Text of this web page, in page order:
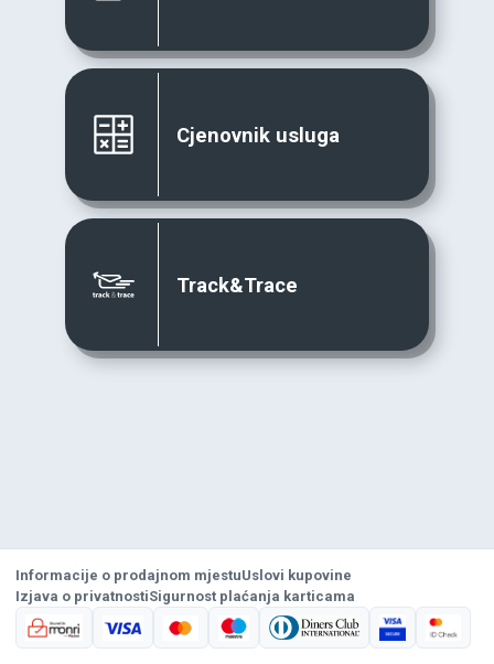
Cjenovnik usluga
Track&Trace
Informacije o prodajnom mjestuUslovi kupovine
Izjava o privatnostiSigurnost plaćanja karticama